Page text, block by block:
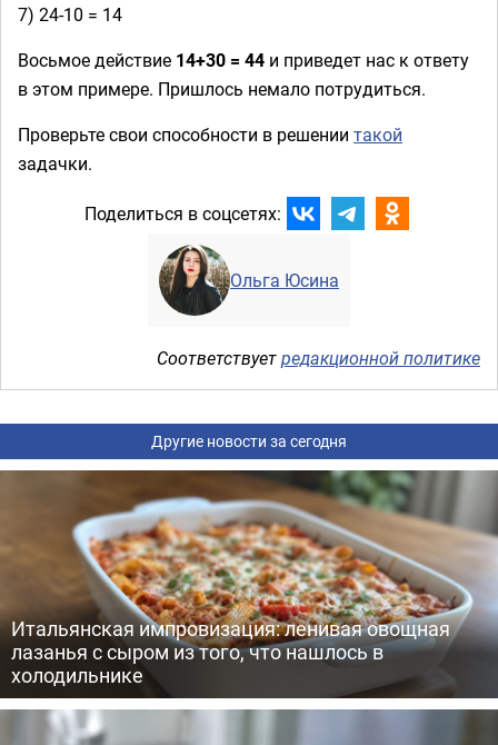
7) 24-10 = 14
Восьмое действие 14+30 = 44 и приведет нас к ответу
в этом примере. Пришлось немало потрудиться.
Проверьте свои способности в решении такой
задачки.
Поделиться в соцсетях:
Ольга Юсина
Соответствуетредакционной политике
Другие новости за сегодня
Итальянская импровизация: ленивая овощная
лазанья с сыром из того, что нашлось в
холодильнике